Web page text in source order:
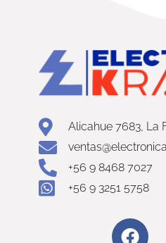
Alicahue 7683, La
+56 9 8468 7027
+56 9 3251 5758